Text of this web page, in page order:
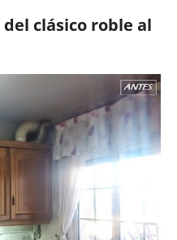
del clásico roble al